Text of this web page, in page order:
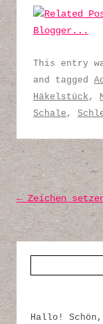
This entry
and tagged
Häkelstück ,
Schale ,
Post navigation
←Zeichen
Hallo!